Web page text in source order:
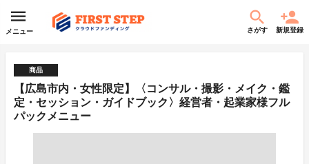
メニュー さがす 新規登録
商品
【広島市内・女性限定】〈コンサル・撮影・メイク・鑑
定・セッション・ガイドブック〉経営者・起業家様フル
パックメニュー